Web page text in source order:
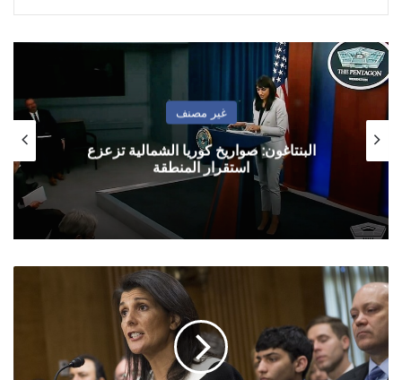
غير مصنف
البنتاغون: صواريخ كوريا الشمالية تزعزع
استقرار المنطقة
واشنطن:
زعيم
كوريا
الشمالية
عقلاني